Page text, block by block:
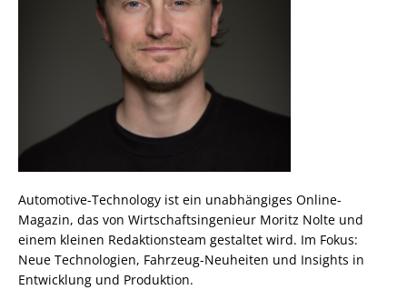
Automotive-Technology ist ein unabhängiges Online-
Magazin, das von Wirtschaftsingenieur Moritz Nolte und
einem kleinen Redaktionsteam gestaltet wird. Im Fokus:
Neue Technologien, Fahrzeug-Neuheiten und Insights in
Entwicklung und Produktion.